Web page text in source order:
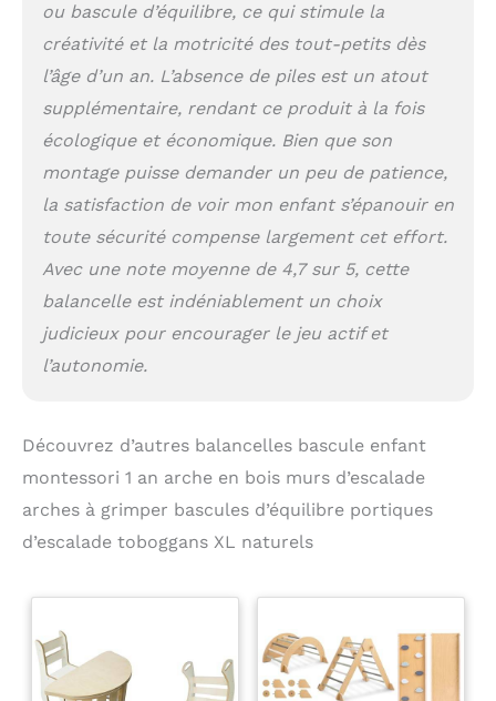
ou bascule d’équilibre, ce qui stimule la
créativité et la motricité des tout-petits dès
l’âge d’un an. L’absence de piles est un atout
supplémentaire, rendant ce produit à la fois
écologique et économique. Bien que son
montage puisse demander un peu de patience,
la satisfaction de voir mon enfant s’épanouir en
toute sécurité compense largement cet effort.
Avec une note moyenne de 4,7 sur 5, cette
balancelle est indéniablement un choix
judicieux pour encourager le jeu actif et
l’autonomie.
Découvrez d’autres balancelles bascule enfant
montessori 1 an arche en bois murs d’escalade
arches à grimper bascules d’équilibre portiques
d’escalade toboggans XL naturels